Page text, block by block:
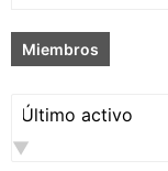
Miembros
Ordenar
por: